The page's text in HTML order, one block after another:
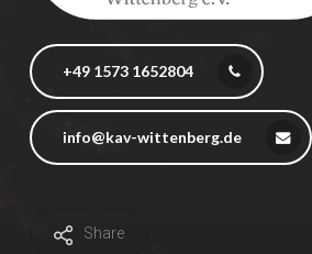
+49 1573 1652804
info@kav-wittenberg.de
Share